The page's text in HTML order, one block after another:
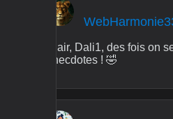
Clair, Dali1, des fois on
anecdotes ! 🤣